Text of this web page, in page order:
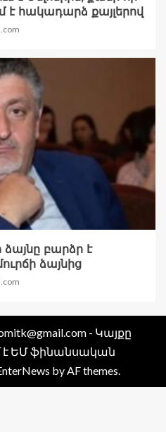
հակադարձ քայլերով
բարձր է
ձայնից
- Կայքը
ԵՄ ֆինանսական
by AF themes.